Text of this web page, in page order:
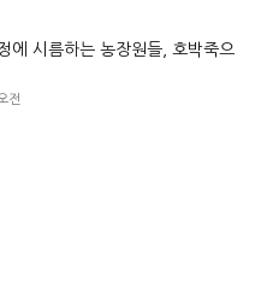
에 시름하는 농장원들, 호박죽으
전